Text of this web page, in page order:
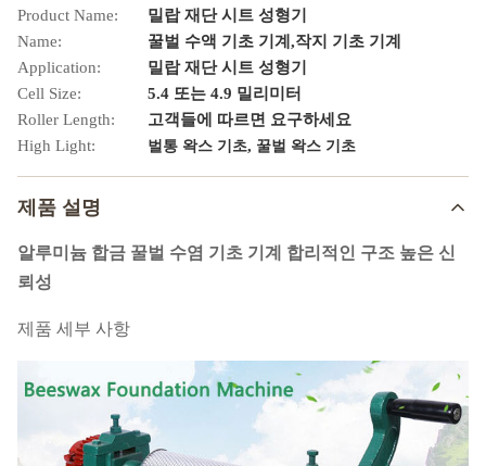
Product Name:
밀랍 재단 시트 성형기
Name:
꿀벌 수액 기초 기계,작지 기초 기계
Application:
밀랍 재단 시트 성형기
Cell Size:
5.4 또는 4.9 밀리미터
Roller Length:
고객들에 따르면 요구하세요
High Light:
벌통 왁스 기초, 꿀벌 왁스 기초
제품 설명
알루미늄 합금 꿀벌 수염 기초 기계 합리적인 구조 높은 신
뢰성
제품 세부 사항